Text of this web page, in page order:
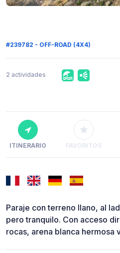
#239782 - OFF-ROAD (4X4)
2 actividades
ITINERARIO FAVORITOS
Paraje con terreno llano, al
pero tranquilo. Con acceso
rocas, arena blanca hermosa